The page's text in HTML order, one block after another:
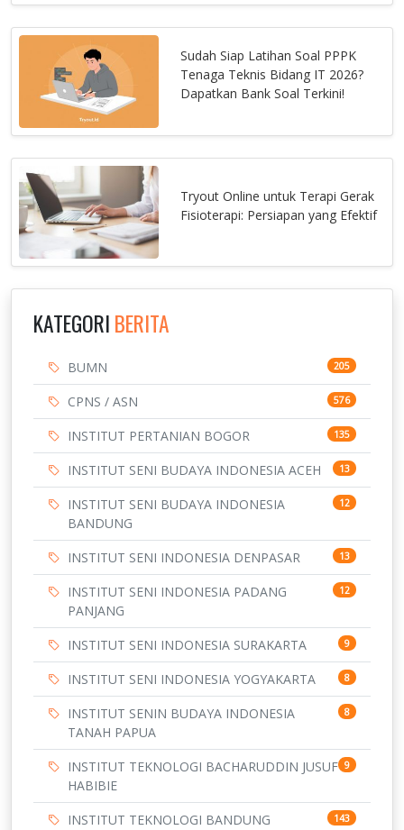
Sudah Siap Latihan Soal PPPK
Tenaga Teknis Bidang IT 2026?
Dapatkan Bank Soal Terkini!
Tryout Online untuk Terapi Gerak
Fisioterapi: Persiapan yang Efektif
KATEGORI BERITA
BUMN 205
CPNS / ASN 576
INSTITUT PERTANIAN BOGOR 135
INSTITUT SENI BUDAYA INDONESIA ACEH 13
INSTITUT SENI BUDAYA INDONESIA
BANDUNG
12
INSTITUT SENI INDONESIA DENPASAR 13
INSTITUT SENI INDONESIA PADANG
PANJANG
12
INSTITUT SENI INDONESIA SURAKARTA 9
INSTITUT SENI INDONESIA YOGYAKARTA 8
INSTITUT SENIN BUDAYA INDONESIA
TANAH PAPUA
8
INSTITUT TEKNOLOGI BACHARUDDIN JUSUF
HABIBIE
9
INSTITUT TEKNOLOGI BANDUNG 143